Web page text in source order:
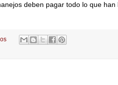
deben pagar todo lo que